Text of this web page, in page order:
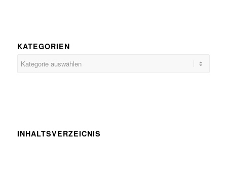
KATEGORIEN
INHALTSVERZEICNIS